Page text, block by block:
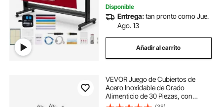
Disponible
Entrega:tan pronto como Jue.
Ago. 13
Añadir al carrito
VEVOR Juego de Cubiertos de
Acero Inoxidable de Grado
Alimenticio de 30 Piezas, con
Acabado de Espejo, Vajilla Apta